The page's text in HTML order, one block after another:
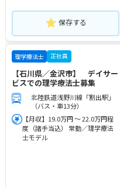
保存する
理学療法士 正社員
【石川県／金沢市】 デイサー
ビスでの理学療法士募集
北陸鉄道浅野川線「割出駅」
（バス・車13分）
【月収】19.0万円 ～ 22.0万円程
度（諸手当込） 常勤／理学療法
士モデル